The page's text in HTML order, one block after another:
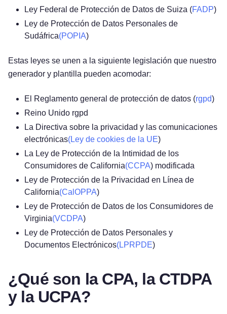
Ley Federal de Protección de Datos de Suiza (FADP)
Ley de Protección de Datos Personales de
Sudáfrica(POPIA)
Estas leyes se unen a la siguiente legislación que nuestro
generador y plantilla pueden acomodar:
El Reglamento general de protección de datos (rgpd)
Reino Unido rgpd
La Directiva sobre la privacidad y las comunicaciones
electrónicas(Ley de cookies de la UE)
La Ley de Protección de la Intimidad de los
Consumidores de California(CCPA) modificada
Ley de Protección de la Privacidad en Línea de
California(CalOPPA)
Ley de Protección de Datos de los Consumidores de
Virginia(VCDPA)
Ley de Protección de Datos Personales y
Documentos Electrónicos(LPRPDE)
¿Qué son la CPA, la CTDPA
y la UCPA?